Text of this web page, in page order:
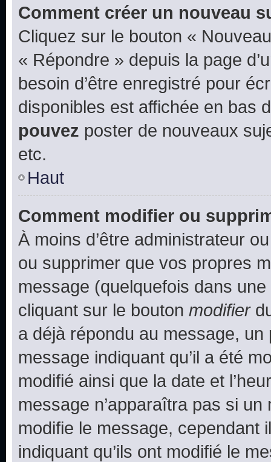
Comment créer un nouveau
Cliquez sur le bouton «
« Répondre » depuis la page
besoin d’être enregistré pour
disponibles est affichée en bas
pouvez poster de nouveaux
etc.
Haut
Comment modifier ou
À moins d’être administrateur
ou supprimer que vos propres
message (quelquefois dans
cliquant sur le bouton modifier
a déjà répondu au message, un
message indiquant qu’il a été
modifié ainsi que la date et
message n’apparaîtra pas si
modifie le message, cependant
indiquant qu’ils ont modifié le